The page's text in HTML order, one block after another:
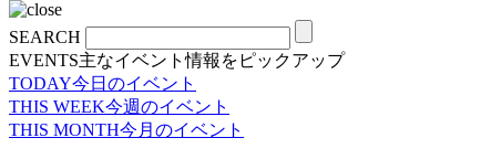
SEARCH
EVENTS主なイベント情報をピックアップ
TODAY今日のイベント
THIS WEEK今週のイベント
THIS MONTH今月のイベント